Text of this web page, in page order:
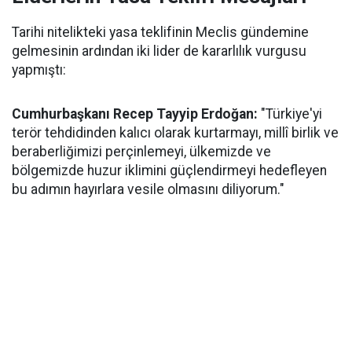
Tarihi nitelikteki yasa teklifinin Meclis gündemine
gelmesinin ardından iki lider de kararlılık vurgusu
yapmıştı:
Cumhurbaşkanı Recep Tayyip Erdoğan: "Türkiye'yi
terör tehdidinden kalıcı olarak kurtarmayı, millî birlik ve
beraberliğimizi perçinlemeyi, ülkemizde ve
bölgemizde huzur iklimini güçlendirmeyi hedefleyen
bu adımın hayırlara vesile olmasını diliyorum."